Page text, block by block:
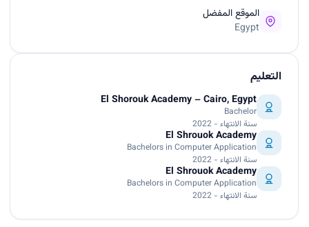
الموقع المفضل
Egypt
التعليم
El Shorouk Academy – Cairo, Egypt
Bachelor
سنة الانتهاء - 2022
El Shrouok Academy
Bachelors in Computer Application
سنة الانتهاء - 2022
El Shrouok Academy
Bachelors in Computer Application
سنة الانتهاء - 2022